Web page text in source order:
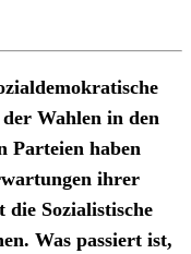
Wahlen in den
Parteien haben
ihrer
Sozialistische
Was passiert ist,